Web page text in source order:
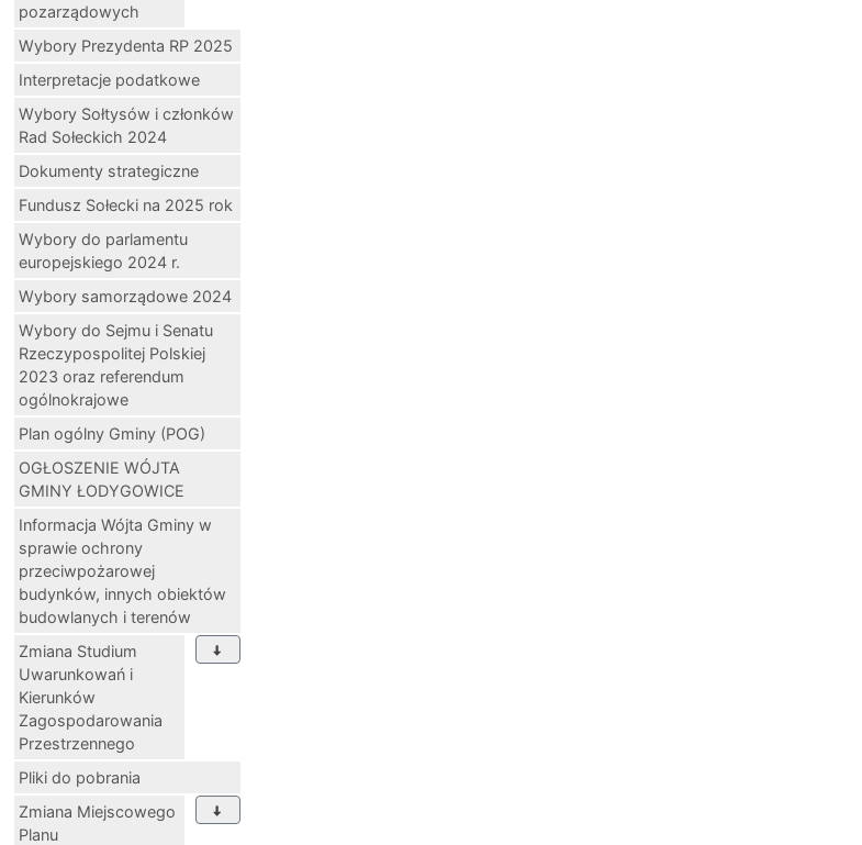
pozarządowych
Wybory Prezydenta RP 2025
Interpretacje podatkowe
Wybory Sołtysów i członków
Rad Sołeckich 2024
Dokumenty strategiczne
Fundusz Sołecki na 2025 rok
Wybory do parlamentu
europejskiego 2024 r.
Wybory samorządowe 2024
Wybory do Sejmu i Senatu
Rzeczypospolitej Polskiej
2023 oraz referendum
ogólnokrajowe
Plan ogólny Gminy (POG)
OGŁOSZENIE WÓJTA
GMINY ŁODYGOWICE
Informacja Wójta Gminy w
sprawie ochrony
przeciwpożarowej
budynków, innych obiektów
budowlanych i terenów
Zmiana Studium
Uwarunkowań i
Kierunków
Zagospodarowania
Przestrzennego
Pliki do pobrania
Zmiana Miejscowego
Planu